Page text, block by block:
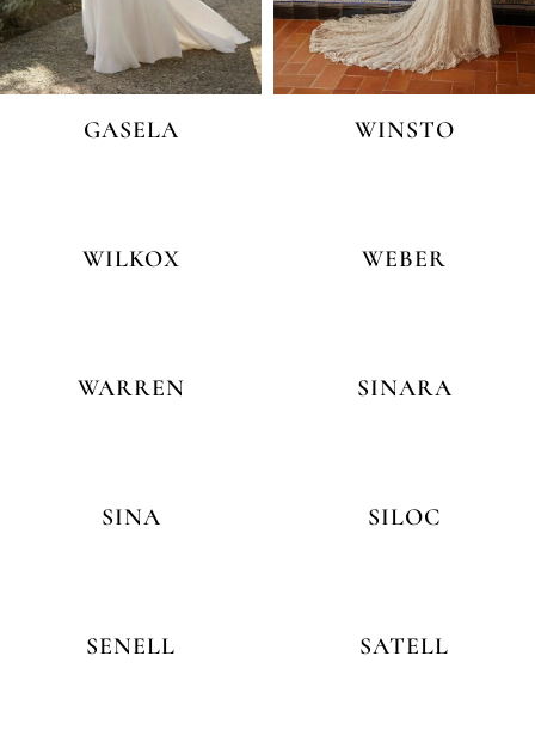
GASELA WINSTO
WILKOX WEBER
WARREN SINARA
SINA SILOC
SENELL SATELL